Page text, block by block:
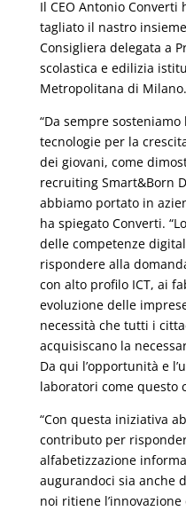
Il CEO Antonio Converti
tagliato il nastro
Consigliera delegata a
scolastica e edilizia
Metropolitana di Milano.
“Da sempre
tecnologie per la
dei giovani, come
recruiting Smart&Born
abbiamo portato in
ha spiegato Converti.
delle competenze
rispondere alla
con alto profilo ICT, ai
evoluzione delle
necessità che tutti i
acquisiscano la
Da qui l’opportunità e
laboratori come questo
“Con questa iniziativa
contributo per
alfabetizzazione
augurandoci sia anche
noi ritiene